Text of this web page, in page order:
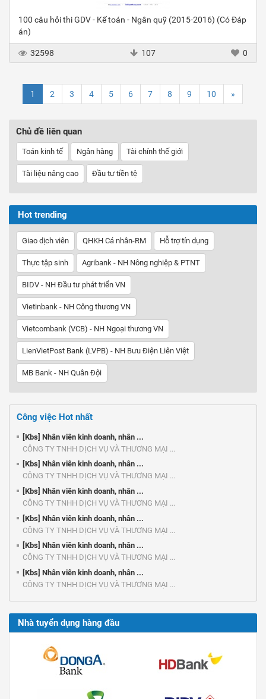
100 câu hỏi thi GDV - Kế toán - Ngân quỹ (2015-2016) (Có Đáp
án)
32598 107 0
1 2 3 4 5 6 7 8 9 10 »
Chủ đề liên quan
Toán kinh tế Ngân hàng Tài chính thế giới
Tài liệu nâng cao Đầu tư tiền tệ
Hot trending
Giao dịch viên QHKH Cá nhân-RM Hỗ trợ tín dụng
Thực tập sinh Agribank - NH Nông nghiệp & PTNT
BIDV - NH Đầu tư phát triển VN
Vietinbank - NH Công thương VN
Vietcombank (VCB) - NH Ngoại thương VN
LienVietPost Bank (LVPB) - NH Bưu Điện Liên Việt
MB Bank - NH Quân Đội
Công việc Hot nhất
[Kbs] Nhân viên kinh doanh, nhân ...
CÔNG TY TNHH DỊCH VỤ VÀ THƯƠNG MẠI ...
[Kbs] Nhân viên kinh doanh, nhân ...
CÔNG TY TNHH DỊCH VỤ VÀ THƯƠNG MẠI ...
[Kbs] Nhân viên kinh doanh, nhân ...
CÔNG TY TNHH DỊCH VỤ VÀ THƯƠNG MẠI ...
[Kbs] Nhân viên kinh doanh, nhân ...
CÔNG TY TNHH DỊCH VỤ VÀ THƯƠNG MẠI ...
[Kbs] Nhân viên kinh doanh, nhân ...
CÔNG TY TNHH DỊCH VỤ VÀ THƯƠNG MẠI ...
[Kbs] Nhân viên kinh doanh, nhân ...
CÔNG TY TNHH DỊCH VỤ VÀ THƯƠNG MẠI ...
Nhà tuyển dụng hàng đầu